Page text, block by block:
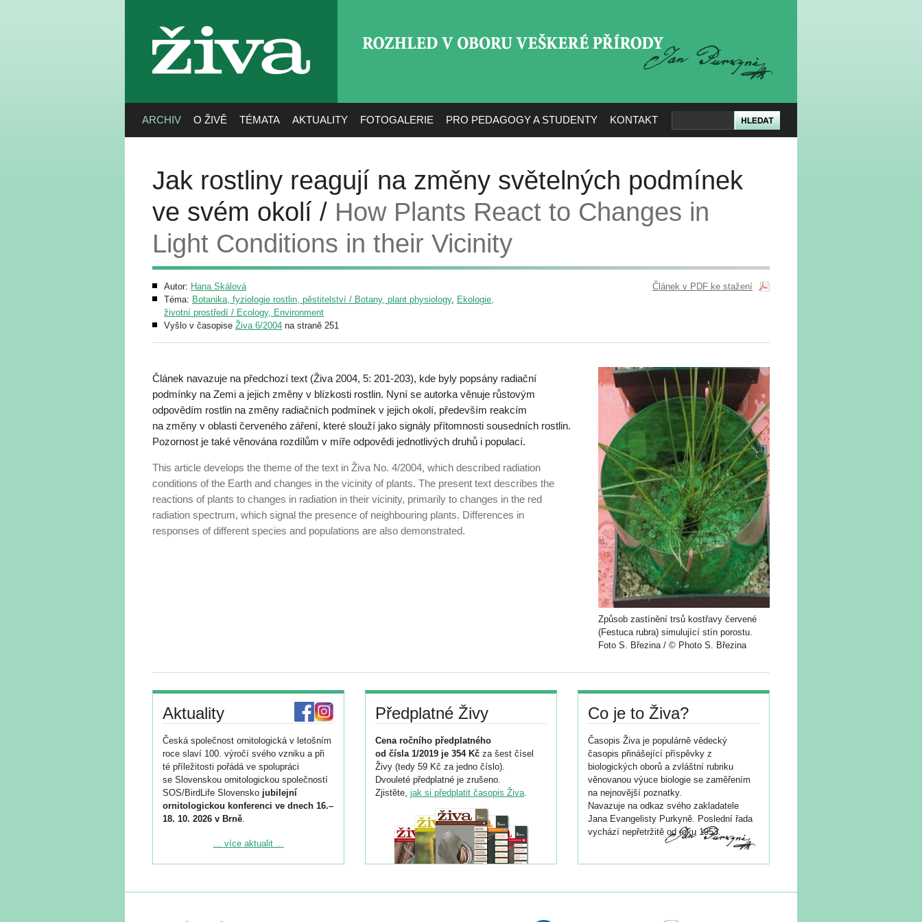
živa
ARCHIV O ŽIVĚ TÉMATA AKTUALITY FOTOGALERIE PRO PEDAGOGY A STUDENTY KONTAKT
Jak rostliny reagují na změny světelných podmínek
ve svém okolí / How Plants React to Changes in
Light Conditions in their Vicinity
Autor: Hana Skálová
Téma: Botanika, fyziologie rostlin, pěstitelství / Botany, plant physiology, Ekologie,
životní prostředí / Ecology, Environment
Vyšlo v časopise Živa 6/2004 na straně 251
Článek v PDF ke stažení
Článek navazuje na předchozí text (Živa 2004, 5: 201-203), kde byly popsány radiační
podmínky na Zemi a jejich změny v blízkosti rostlin. Nyní se autorka věnuje růstovým
odpovědím rostlin na změny radiačních podmínek v jejich okolí, především reakcím
na změny v oblasti červeného záření, které slouží jako signály přítomnosti sousedních rostlin.
Pozornost je také věnována rozdílům v míře odpovědi jednotlivých druhů i populací.
This article develops the theme of the text in Živa No. 4/2004, which described radiation
conditions of the Earth and changes in the vicinity of plants. The present text describes the
reactions of plants to changes in radiation in their vicinity, primarily to changes in the red
radiation spectrum, which signal the presence of neighbouring plants. Differences in
responses of different species and populations are also demonstrated.
Způsob zastínění trsů kostřavy červené
(Festuca rubra) simulující stín porostu.
Foto S. Březina / © Photo S. Březina
Aktuality
Česká společnost ornitologická v letošním
roce slaví 100. výročí svého vzniku a při
té příležitosti pořádá ve spolupráci
se Slovenskou ornitologickou společností
SOS/BirdLife Slovensko jubilejní
ornitologickou konferenci ve dnech 16.–
18. 10. 2026 v Brně.
Podrobnější informace ke konferenci
Registrovat se můžete do 6. září.
... více aktualit ...
Předplatné Živy
Cena ročního předplatného
od čísla 1/2019 je 354 Kč za šest čísel
Živy (tedy 59 Kč za jedno číslo).
Dvouleté předplatné je zrušeno.
Zjistěte, jak si předplatit časopis Živa.
Co je to Živa?
Časopis Živa je populárně vědecký
časopis přinášející příspěvky z
biologických oborů a zvláštní rubriku
věnovanou výuce biologie se zaměřením
na nejnovější poznatky.
Navazuje na odkaz svého zakladatele
Jana Evangelisty Purkyně. Poslední řada
vychází nepřetržitě od roku 1953.